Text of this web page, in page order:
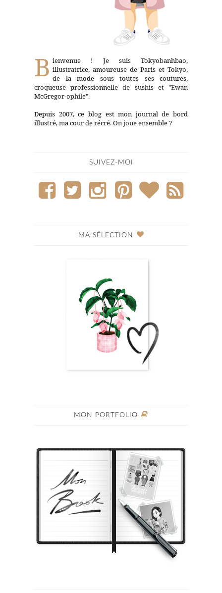
B ienvenue ! Je suis Tokyobanhbao,
illustratrice, amoureuse de Paris et Tokyo,
de la mode sous toutes ses coutures,
croqueuse professionnelle de sushis et "Ewan
McGregor-ophile".
Depuis 2007, ce blog est mon journal de bord
illustré, ma cour de récré. On joue ensemble ?
SUIVEZ-MOI
MA SÉLECTION
MON PORTFOLIO